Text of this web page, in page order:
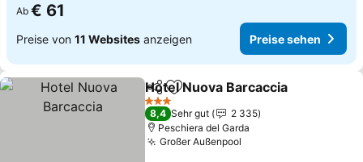
Ab € 61
Preise von 11 Websites anzeigen Preise sehen
TeilenZu Favoriten hinzufügen
Hotel Nuova Barcaccia
3 Sterne
8,4 Sehr gut
2 335
Peschiera del Garda
Großer Außenpool